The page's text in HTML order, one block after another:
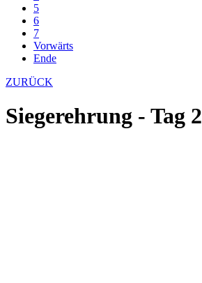
5
6
7
Vorwärts
Ende
ZURÜCK
Siegerehrung - Tag 2